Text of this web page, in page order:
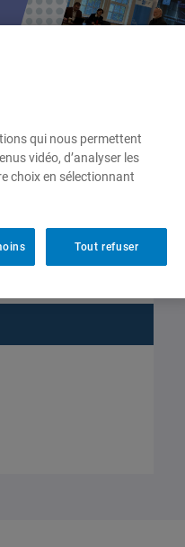
qui nous permettent
vidéo, d’analyser les
choix en sélectionnant
Tout refuser